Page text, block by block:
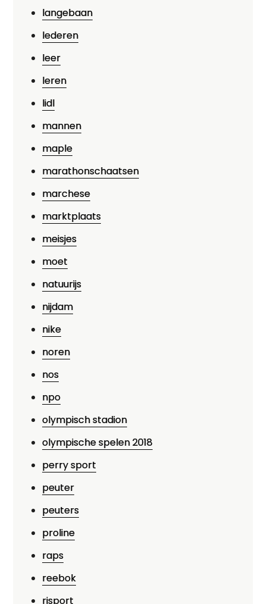
langebaan
lederen
leer
leren
lidl
mannen
maple
marathonschaatsen
marchese
marktplaats
meisjes
moet
natuurijs
nijdam
nike
noren
nos
npo
olympisch stadion
olympische spelen 2018
perry sport
peuter
peuters
proline
raps
reebok
risport